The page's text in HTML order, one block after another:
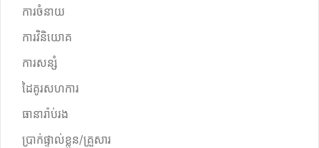
ការចំនាយ
ការវិនិយោគ
ការសន្សំ
ដៃគូរសហការ
ធានារ៉ាប់រង
ប្រាក់ផ្ទាល់ខ្លួន/គ្រួសារ